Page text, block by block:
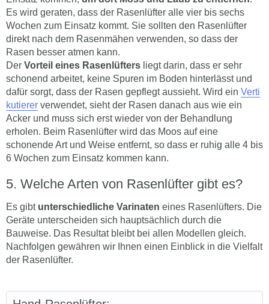
Es wird geraten, dass der Rasenlüfter alle vier bis sechs
Wochen zum Einsatz kommt. Sie sollten den Rasenlüfter
direkt nach dem Rasenmähen verwenden, so dass der
Rasen besser atmen kann.
Der Vorteil eines Rasenlüfters liegt darin, dass er sehr
schonend arbeitet, keine Spuren im Boden hinterlässt und
dafür sorgt, dass der Rasen gepflegt aussieht. Wird ein Verti
kutierer verwendet, sieht der Rasen danach aus wie ein
Acker und muss sich erst wieder von der Behandlung
erholen. Beim Rasenlüfter wird das Moos auf eine
schonende Art und Weise entfernt, so dass er ruhig alle 4 bis
6 Wochen zum Einsatz kommen kann.
Welche Arten von Rasenlüfter gibt es?
Es gibt unterschiedliche Varinaten eines Rasenlüfters. Die
Geräte unterscheiden sich hauptsächlich durch die
Bauweise. Das Resultat bleibt bei allen Modellen gleich.
Nachfolgen gewähren wir Ihnen einen Einblick in die Vielfalt
der Rasenlüfter.